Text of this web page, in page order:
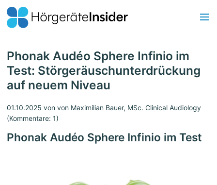
Phonak Audéo Sphere Infinio im
Test: Störgeräuschunterdrückung
auf neuem Niveau
01.10.2025 von von Maximilian Bauer, MSc. Clinical Audiology
(Kommentare: 1)
Phonak Audéo Sphere Infinio im Test